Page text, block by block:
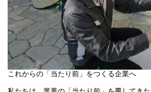
【福利厚生】
■休暇制度(クラフトファイブ休暇)
施工スタッフが仕事とプライベートの調和を
（名称：クラフトファイブ）を導入してお
年間休日110日の他に、5日以内の連続休暇
可能な制度となっております。（一定の基準
■美容と健康のサポート（うるツヤ制度）
社員の身だしなみを整え、健やかな生活とお
向上を目的とした制度です。
これからの「当たり前」をつくる企業へ